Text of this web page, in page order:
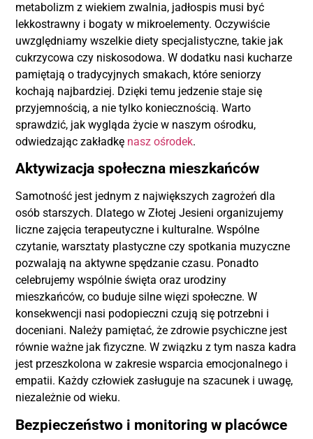
metabolizm z wiekiem zwalnia, jadłospis musi być
lekkostrawny i bogaty w mikroelementy. Oczywiście
uwzględniamy wszelkie diety specjalistyczne, takie jak
cukrzycowa czy niskosodowa. W dodatku nasi kucharze
pamiętają o tradycyjnych smakach, które seniorzy
kochają najbardziej. Dzięki temu jedzenie staje się
przyjemnością, a nie tylko koniecznością. Warto
sprawdzić, jak wygląda życie w naszym ośrodku,
odwiedzając zakładkę nasz ośrodek.
Aktywizacja społeczna mieszkańców
Samotność jest jednym z największych zagrożeń dla
osób starszych. Dlatego w Złotej Jesieni organizujemy
liczne zajęcia terapeutyczne i kulturalne. Wspólne
czytanie, warsztaty plastyczne czy spotkania muzyczne
pozwalają na aktywne spędzanie czasu. Ponadto
celebrujemy wspólnie święta oraz urodziny
mieszkańców, co buduje silne więzi społeczne. W
konsekwencji nasi podopieczni czują się potrzebni i
doceniani. Należy pamiętać, że zdrowie psychiczne jest
równie ważne jak fizyczne. W związku z tym nasza kadra
jest przeszkolona w zakresie wsparcia emocjonalnego i
empatii. Każdy człowiek zasługuje na szacunek i uwagę,
niezależnie od wieku.
Bezpieczeństwo i monitoring w placówce